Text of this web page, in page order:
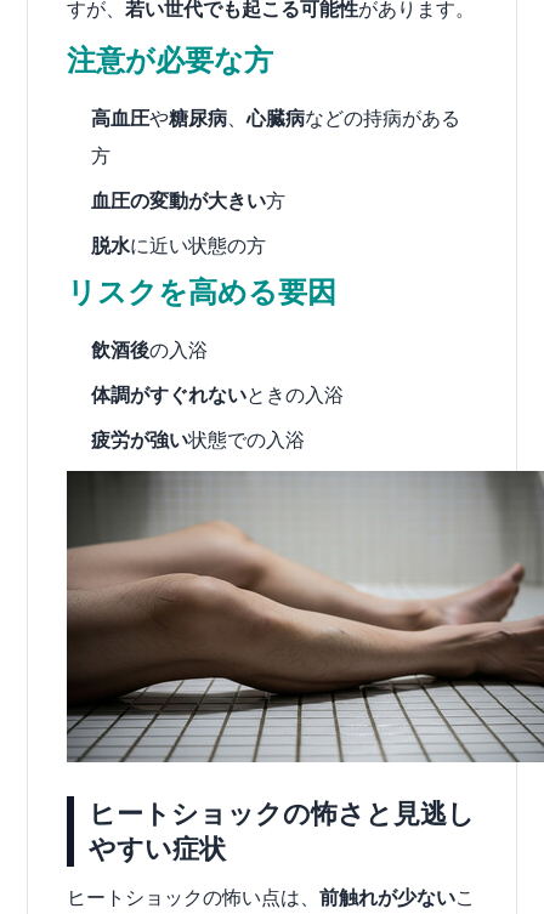
すが、若い世代でも起こる可能性があります。
注意が必要な方
高血圧や糖尿病、心臓病などの持病がある
方
血圧の変動が大きい方
脱水に近い状態の方
リスクを高める要因
飲酒後の入浴
体調がすぐれないときの入浴
疲労が強い状態での入浴
ヒートショックの怖さと見逃し
やすい症状
ヒートショックの怖い点は、前触れが少ないこ